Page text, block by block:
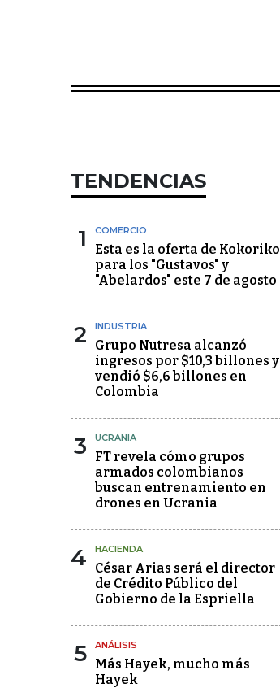
TENDENCIAS
1 COMERCIO
Esta es la oferta de Kokoriko
para los "Gustavos" y
"Abelardos" este 7 de agosto
2 INDUSTRIA
Grupo Nutresa alcanzó
ingresos por $10,3 billones y
vendió $6,6 billones en
Colombia
3 UCRANIA
FT revela cómo grupos
armados colombianos
buscan entrenamiento en
drones en Ucrania
4 HACIENDA
César Arias será el director
de Crédito Público del
Gobierno de la Espriella
5 ANÁLISIS
Más Hayek, mucho más
Hayek